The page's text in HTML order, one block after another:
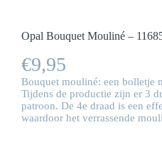
Opal Bouquet Mouliné –
€9,95
Bouquet mouliné: een bolletje
Tijdens de productie zijn er 3
patroon. De 4e draad is een
waardoor het verrassende